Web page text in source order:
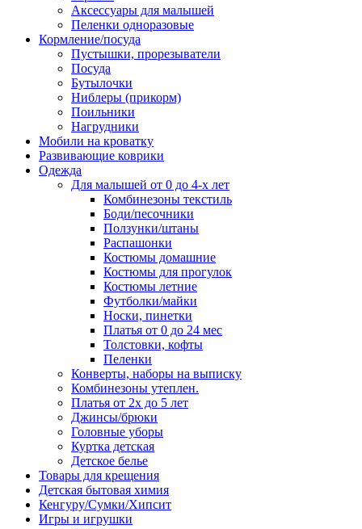
Аксессуары для малышей
Пеленки одноразовые
Кормление/посуда
Пустышки, прорезыватели
Посуда
Бутылочки
Ниблеры (прикорм)
Поильники
Нагрудники
Мобили на кроватку
Развивающие коврики
Одежда
Для малышей от 0 до 4-х лет
Комбинезоны текстиль
Боди/песочники
Ползунки/штаны
Распашонки
Костюмы домашние
Костюмы для прогулок
Костюмы летние
Футболки/майки
Носки, пинетки
Платья от 0 до 24 мес
Толстовки, кофты
Пеленки
Конверты, наборы на выписку
Комбинезоны утеплен.
Платья от 2х до 5 лет
Джинсы/брюки
Головные уборы
Куртка детская
Детское белье
Товары для крещения
Детская бытовая химия
Кенгуру/Сумки/Хипсит
Игры и игрушки